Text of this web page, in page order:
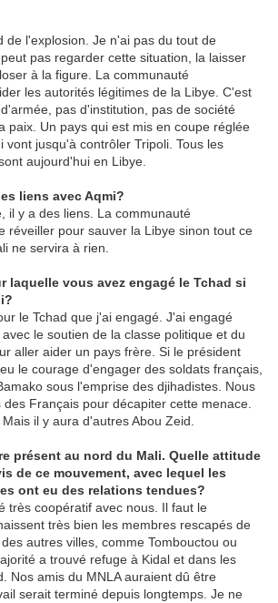
de l'explosion. Je n'ai pas du tout de
pas regarder cette situation, la laisser
à la figure. La communauté
les autorités légitimes de la Libye. C'est
pas d'institution, pas de société
paix. Un pays qui est mis en coupe réglée
vont jusqu'à contrôler Tripoli. Tous les
aujourd'hui en Libye.
liens avec Aqmi?
il y a des liens. La communauté
réveiller pour sauver la Libye sinon tout ce
ne servira à rien.
laquelle vous avez engagé le Tchad si
le Tchad que j'ai engagé. J'ai engagé
le soutien de la classe politique et du
aller aider un pays frère. Si le président
le courage d'engager des soldats français,
sous l'emprise des djihadistes. Nous
Français pour décapiter cette menace.
il y aura d'autres Abou Zeid.
présent au nord du Mali. Quelle attitude
de ce mouvement, avec lequel les
ont eu des relations tendues?
très coopératif avec nous. Il faut le
très bien les membres rescapés de
autres villes, comme Tombouctou ou
a trouvé refuge à Kidal et dans les
Nos amis du MNLA auraient dû être
serait terminé depuis longtemps. Je ne